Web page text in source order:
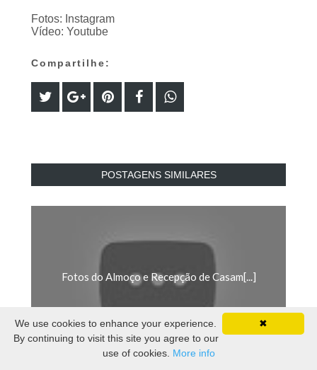
Fotos: Instagram
Vídeo: Youtube
Compartilhe:
POSTAGENS SIMILARES
Fotos do Almoço e Recepção de Casam[...]
✖
We use cookies to enhance your experience.
By continuing to visit this site you agree to our
use of cookies. More info